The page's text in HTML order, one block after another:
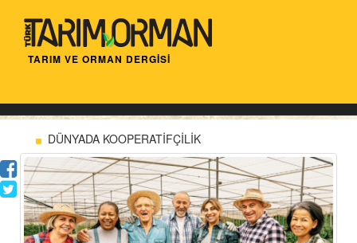
TARIM VE ORMAN DERGİSİ
DÜNYADA KOOPERATİFÇİLİK